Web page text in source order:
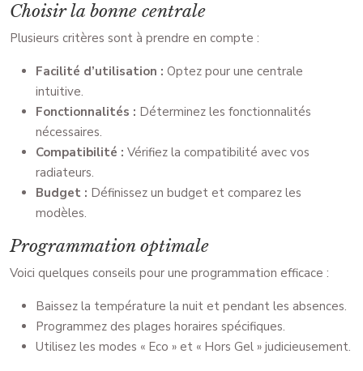
Choisir la bonne centrale
Plusieurs critères sont à prendre en compte :
Facilité d’utilisation : Optez pour une centrale
intuitive.
Fonctionnalités : Déterminez les fonctionnalités
nécessaires.
Compatibilité : Vérifiez la compatibilité avec vos
radiateurs.
Budget : Définissez un budget et comparez les
modèles.
Programmation optimale
Voici quelques conseils pour une programmation efficace :
Baissez la température la nuit et pendant les absences.
Programmez des plages horaires spécifiques.
Utilisez les modes « Eco » et « Hors Gel » judicieusement.